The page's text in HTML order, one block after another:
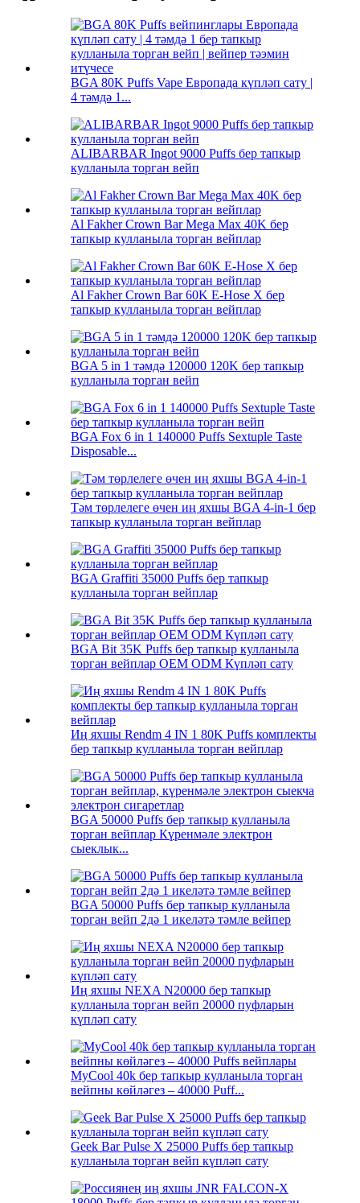
BGA 80K Puffs Vape Европада күпләп сату |
4 тәмдә 1...
ALIBARBAR Ingot 9000 Puffs бер тапкыр
кулланыла торган вейп
Al Fakher Crown Bar Mega Max 40K бер
тапкыр кулланыла торган вейплар
Al Fakher Crown Bar 60K E-Hose X бер
тапкыр кулланыла торган вейплар
BGA 5 in 1 тәмдә 120000 120K бер тапкыр
кулланыла торган вейп
BGA Fox 6 in 1 140000 Puffs Sextuple Taste
Disposable...
Тәм төрлелеге өчен иң яхшы BGA 4-in-1 бер
тапкыр кулланыла торган вейплар
BGA Graffiti 35000 Puffs бер тапкыр
кулланыла торган вейплар
BGA Bit 35K Puffs бер тапкыр кулланыла
торган вейплар OEM ODM Күпләп сату
Иң яхшы Rendm 4 IN 1 80K Puffs комплекты
бер тапкыр кулланыла торган вейплар
BGA 50000 Puffs бер тапкыр кулланыла
торган вейплар Күренмәле электрон
сыеклык...
BGA 50000 Puffs бер тапкыр кулланыла
торган вейп 2дә 1 икеләтә тәмле вейпер
Иң яхшы NEXA N20000 бер тапкыр
кулланыла торган вейп 20000 пуфларын
күпләп сату
MyCool 40k бер тапкыр кулланыла торган
вейпны көйләгез – 40000 Puff...
Geek Bar Pulse X 25000 Puffs бер тапкыр
кулланыла торган вейп күпләп сату